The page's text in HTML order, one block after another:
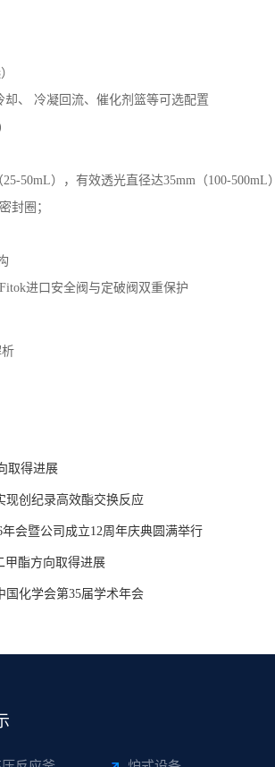
、 冷凝回流、催化剂篮等可选配置
50mL），有效透光直径达35mm（100-500mL）
封圈；
进口安全阀与定破阀双重保护
取得进展
现创纪录高效酯交换反应
会暨公司成立12周年庆典圆满举行
甲酯方向取得进展
国化学会第35届学术年会